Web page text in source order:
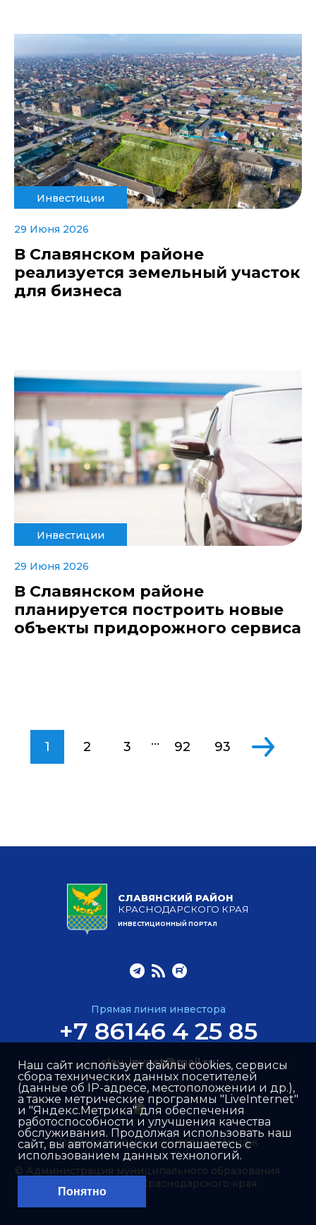
Инвестиции
29 Июня 2026
В Славянском районе
реализуется земельный участок
для бизнеса
Инвестиции
29 Июня 2026
В Славянском районе
планируется построить новые
объекты придорожного сервиса
1 2 3 ... 92 93
СЛАВЯНСКИЙ РАЙОН
КРАСНОДАРСКОГО КРАЯ
ИНВЕСТИЦИОННЫЙ ПОРТАЛ
Прямая линия инвестора
+7 86146 4 25 85
slav_invest@mail.ru
© Администрация муниципального образования
Славянский район Краснодарского края
Разработка сайта –Интернет-Имидж
Наш сайт использует файлы cookies, сервисы
сбора технических данных посетителей
(данные об IP-адресе, местоположении и др.),
а также метрические программы "LiveInternet"
и "Яндекс.Метрика" для обеспечения
работоспособности и улучшения качества
обслуживания. Продолжая использовать наш
сайт, вы автоматически соглашаетесь с
использованием данных технологий.
Понятно